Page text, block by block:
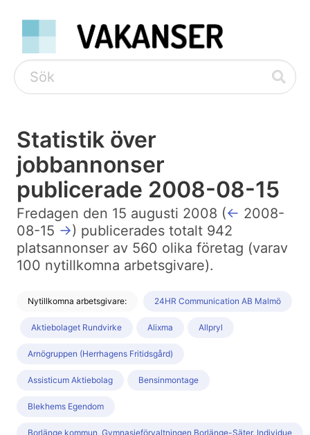
Statistik över
jobbannonser
publicerade 2008-08-15
Fredagen den 15 augusti 2008 (← 2008-
08-15 →) publicerades totalt 942
platsannonser av 560 olika företag (varav
100 nytillkomna arbetsgivare).
Nytillkomna arbetsgivare: 24HR Communication AB Malmö
Aktiebolaget Rundvirke Alixma Allpryl
Arnögruppen (Herrhagens Fritidsgård)
Assisticum Aktiebolag Bensinmontage
Blekhems Egendom
Borlänge kommun, Gymnasieförvaltningen Borlänge-Säter, Individue